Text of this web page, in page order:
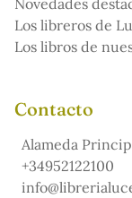
Los libreros de
Los libros de
Contacto
Alameda
+34952122100